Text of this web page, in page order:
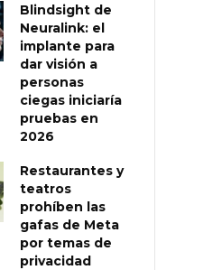
Blindsight de
Neuralink: el
implante para
dar visión a
personas
ciegas iniciaría
pruebas en
2026
Restaurantes y
teatros
prohíben las
gafas de Meta
por temas de
privacidad